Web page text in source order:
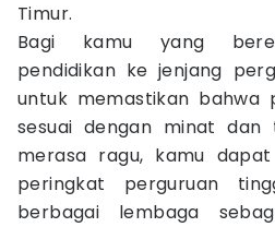
Timur.
Bagi kamu yang
pendidikan ke jenjang
untuk memastikan bahwa
sesuai dengan minat dan
merasa ragu, kamu
peringkat perguruan
berbagai lembaga